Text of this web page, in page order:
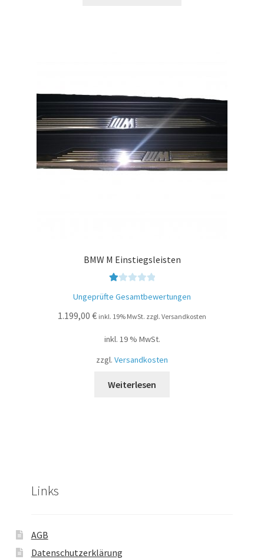
BMW M Einstiegsleisten
w
ert
mi
Ungeprüfte Gesamtbewertungen
1.199,00 € inkl. 19% MwSt. zzgl. Versandkosten
inkl. 19 % MwSt.
zzgl. Versandkosten
Weiterlesen
Links
AGB
Datenschutzerklärung